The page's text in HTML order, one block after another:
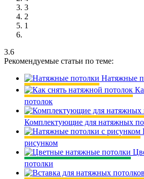
3
2
1
3.6
Рекомендуемые статьи по теме:
Натяжные
потолок
Комплектующие для натяжных
рисунком
потолки